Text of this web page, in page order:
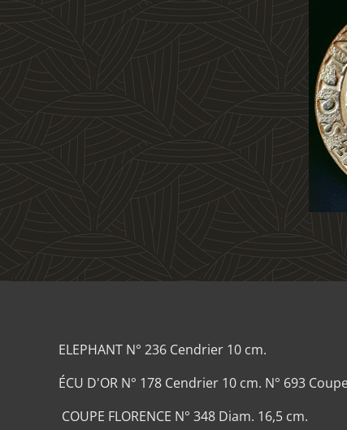
ELEPHANT N° 236 Cendrier 10 cm.
ÉCU D'OR N° 178 Cendrier 10 cm. N° 693
COUPE FLORENCE N° 348 Diam. 16,5 cm.